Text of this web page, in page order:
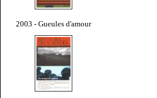
2003 - Gueules d'amour